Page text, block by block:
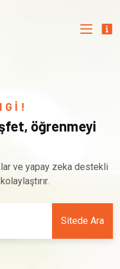
öğrenmeyi
ve yapay zeka destekli
Sitede Ara